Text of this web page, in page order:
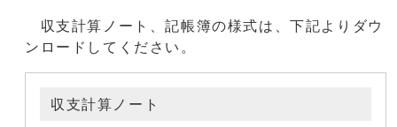
収支計算ノート、記帳簿の様式は、下記よりダウ
ンロードしてください。
収支計算ノート